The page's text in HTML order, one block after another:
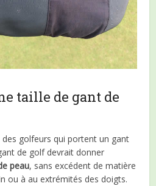
taille de gant de
golfeurs qui portent un gant
de golf devrait donner
peau, sans excédent de matière
ou à au extrémités des doigts.